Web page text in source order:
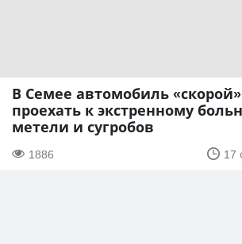
В Семее автомобиль
проехать к экстренному
метели и сугробов
1886 17